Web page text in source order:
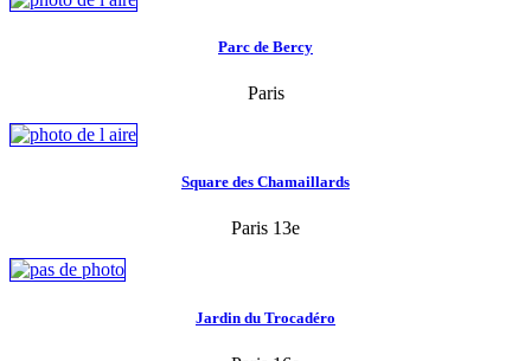
Parc de Bercy
Paris
Square des Chamaillards
Paris 13e
Jardin du Trocadéro